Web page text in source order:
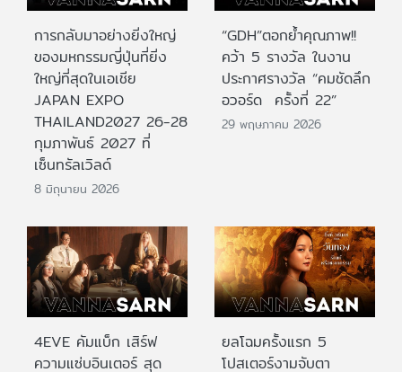
การกลับมาอย่างยิ่งใหญ่
ของมหกรรมญี่ปุ่นที่ยิ่ง
ใหญ่ที่สุดในเอเชีย
JAPAN EXPO
THAILAND2027 26-28
กุมภาพันธ์ 2027 ที่
เซ็นทรัลเวิลด์
8 มิถุนายน 2026
“GDH”ตอกย้ำคุณภาพ!!
คว้า 5 รางวัล ในงาน
ประกาศรางวัล “คมชัดลึก
อวอร์ด ครั้งที่ 22”
29 พฤษภาคม 2026
4EVE คัมแบ็ก เสิร์ฟ
ความแซ่บอินเตอร์ สุด
ยลโฉมครั้งแรก 5
โปสเตอร์งามจับตา